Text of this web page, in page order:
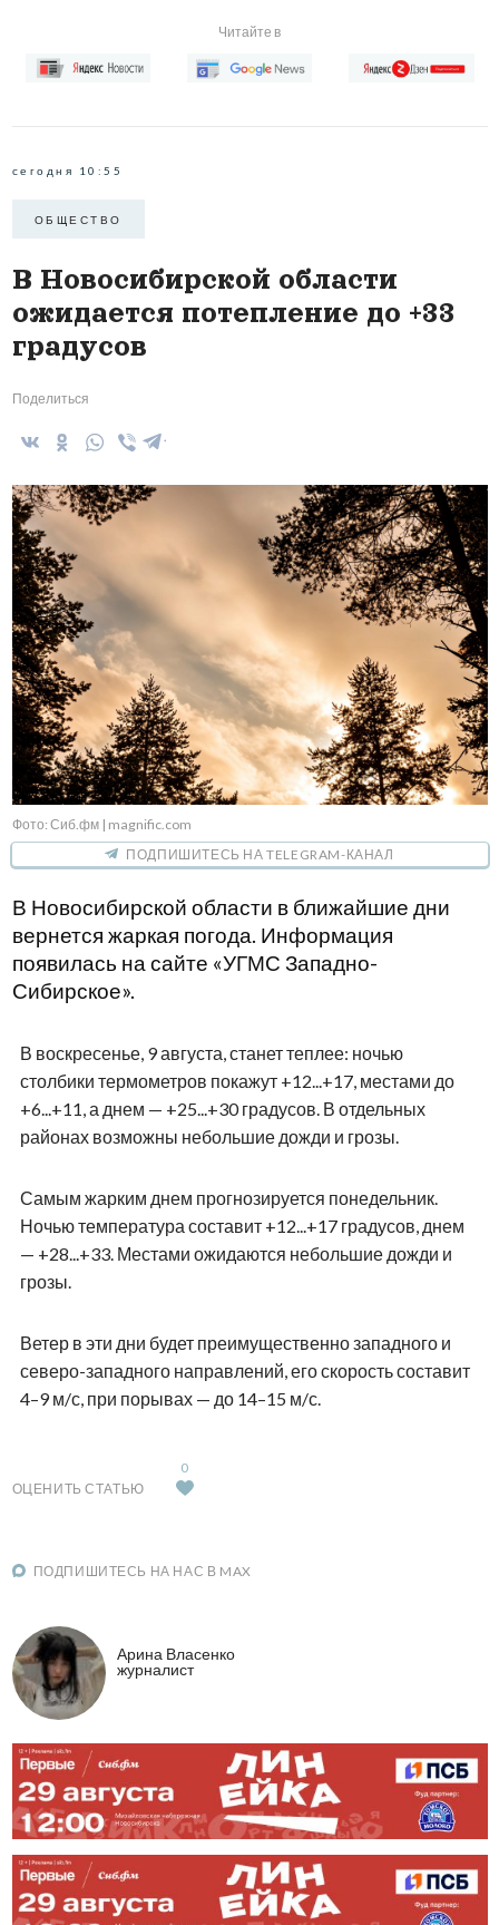
Читайте в
сегодня 10:55
ОБЩЕСТВО
В Новосибирской области
ожидается потепление до +33
градусов
Поделиться
Фото: Сиб.фм | magnific.com
ПОДПИШИТЕСЬ НА TELEGRAM-КАНАЛ
В Новосибирской области в ближайшие дни
вернется жаркая погода. Информация
появилась на сайте «УГМС Западно-
Сибирское».
В воскресенье, 9 августа, станет теплее: ночью
столбики термометров покажут +12...+17, местами до
+6...+11, а днем — +25...+30 градусов. В отдельных
районах возможны небольшие дожди и грозы.
Самым жарким днем прогнозируется понедельник.
Ночью температура составит +12...+17 градусов, днем
— +28...+33. Местами ожидаются небольшие дожди и
грозы.
Ветер в эти дни будет преимущественно западного и
северо-западного направлений, его скорость составит
4–9 м/с, при порывах — до 14–15 м/с.
ОЦЕНИТЬ СТАТЬЮ
0
ПОДПИШИТЕСЬ НА НАС В MAX
Арина Власенко
журналист